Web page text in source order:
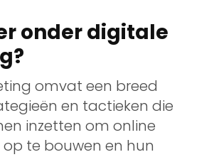
onder digitale
omvat een breed
en tactieken die
inzetten om online
te bouwen en hun